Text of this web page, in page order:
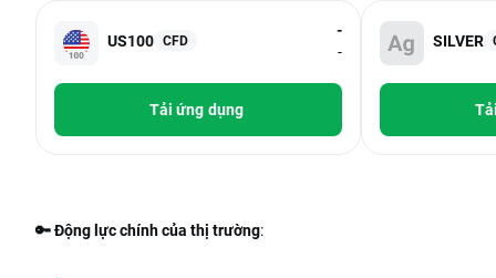
US100 CFD
-
-
Tải ứng dụng
SILVER
🔑 Động lực chính của thị trường: